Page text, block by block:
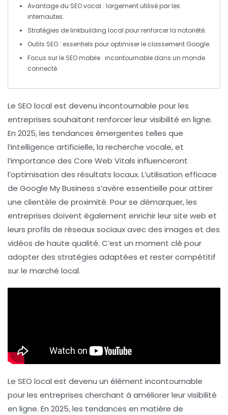
Avantage du SEO vocal : largement utilisé par les
internautes.
Stratégies delinkbuilding local pour renforcer la notoriété.
Outils SEO : essentiels pour optimiser le classement Google.
Focus sur le SEO mobile : incontournable dans un monde
connecté.
Le SEO local est devenu incontournable pour les
entreprises souhaitant renforcer leur visibilité en ligne.
En 2025, les tendances émergentes telles que
l’intelligence artificielle, la recherche vocale, et
l’importance des Core Web Vitals influenceront
l’optimisation des résultats locaux. L’utilisation efficace
de Google My Business s’avère essentielle pour attirer
une clientèle de proximité. Pour se démarquer, les
entreprises doivent également enrichir leur site web et
leurs profils de réseaux sociaux avec des images et des
vidéos de haute qualité. C’est un moment clé pour
adopter des stratégies adaptées et rester compétitif
sur le marché local.
Le SEO local est devenu un élément incontournable
pour les entreprises cherchant à améliorer leur visibilité
en ligne. En 2025, les tendances en matière de